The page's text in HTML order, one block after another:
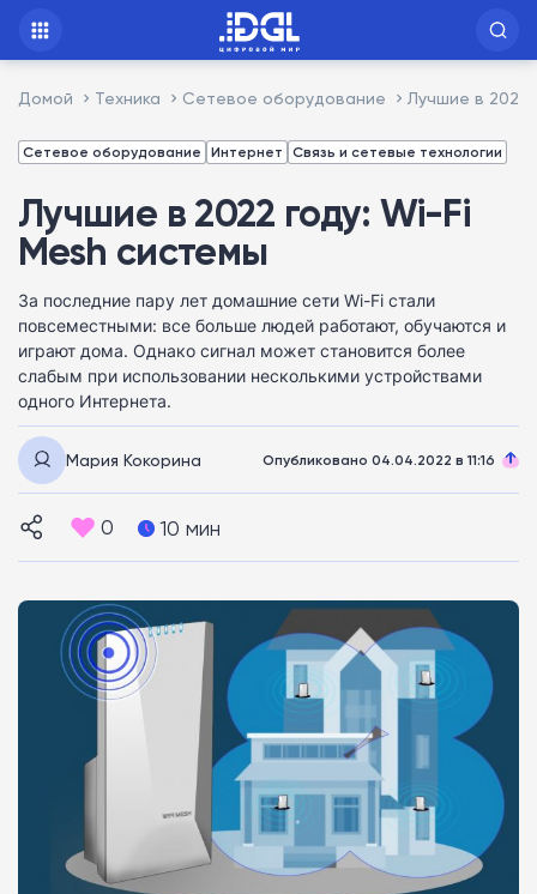
Домой Техника Сетевое оборудование Лучшие в 2022
Сетевое оборудование Интернет Связь и сетевые технологии
Лучшие в 2022 году: Wi-Fi
Mesh системы
За последние пару лет домашние сети Wi-Fi стали
повсеместными: все больше людей работают, обучаются и
играют дома. Однако сигнал может становится более
слабым при использовании несколькими устройствами
одного Интернета.
Мария Кокорина Опубликовано 04.04.2022 в 11:16
0 10 мин